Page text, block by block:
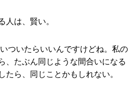
人は、賢い。
ついたらいいんですけどね。私の
、たぶん同じような間合いになる
たら、同じことかもしれない。